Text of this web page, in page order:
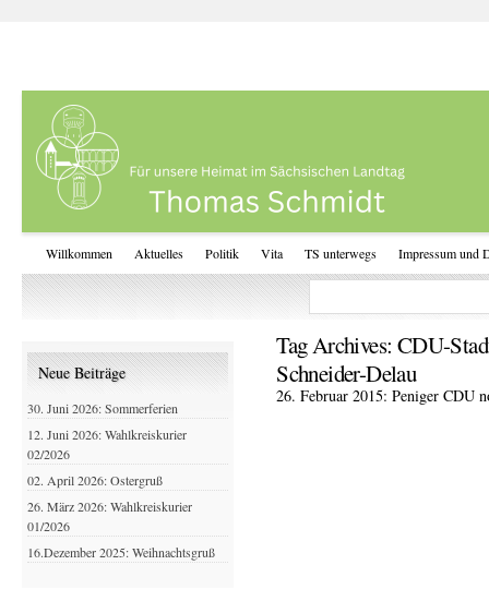
Willkommen Aktuelles Politik Vita TS unterwegs Impressum und
Tag Archives: CDU-
Schneider-Delau
26. Februar 2015: Peniger CDU
Neue Beiträge
30. Juni 2026: Sommerferien
12. Juni 2026: Wahlkreiskurier
02/2026
02. April 2026: Ostergruß
26. März 2026: Wahlkreiskurier
01/2026
16.Dezember 2025: Weihnachtsgruß